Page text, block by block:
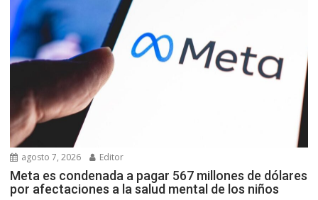
agosto 7, 2026 Editor
Meta es condenada a pagar 567 millones de dólares
por afectaciones a la salud mental de los niños